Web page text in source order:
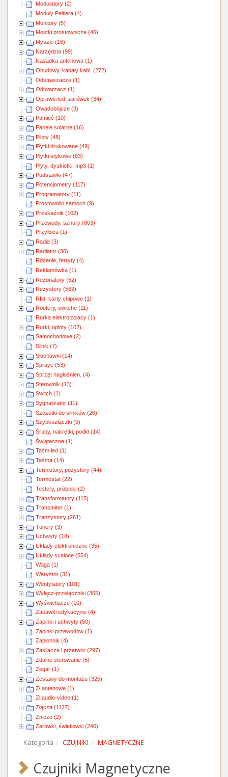
Modulatory (2)
Moduły Peltiera (4)
Monitory (5)
Mostki prostownicze (46)
Myszki (16)
Narzędzia (99)
Nasadka antenowa (1)
Obudowy, kanały kabl. (272)
Odstraszacze (1)
Odtwarzacz (1)
Oprawki led, żarówek (34)
Owadobójcze (3)
Pamięć (10)
Panele solarne (16)
Piloty (48)
Płytki drukowane (49)
Płytki stykowe (63)
Płyty, dyskietki, mp3 (1)
Podstawki (47)
Potencjometry (117)
Programatory (11)
Prostowniki samoch (9)
Przekaźnik (102)
Przewody, sznury (803)
Przyłbica (1)
Radia (3)
Radiator (30)
Rdzenie, ferryty (4)
Reklamówka (1)
Rezonatory (52)
Rezystory (562)
Rfid, karty chipowe (1)
Routery, switche (11)
Rurka elektroizolacy (1)
Rurki, oploty (102)
Samochodowe (2)
Silnik (7)
Słuchawki (14)
Spraye (53)
Sprzęt nagłośnien. (4)
Sterownik (13)
Switch (1)
Sygnalizator (11)
Szczotki do silników (26)
Szybkozłączki (9)
Śruby, nakrętki, podkł (14)
Świąteczne (1)
Taśm led (1)
Taśma (14)
Termistory, pozystory (44)
Termostat (22)
Testery, próbniki (2)
Transformatory (115)
Transmiter (1)
Tranzystory (261)
Tunery (3)
Uchwyty (18)
Układy elektroniczne (35)
Układy scalone (554)
Waga (1)
Warystor (31)
Wentylatory (101)
Wyłącz-przełączniki (365)
Wyświetlacze (10)
Zabawki edykacyjne (4)
Zapinki i uchwyty (50)
Zapinki przewodów (1)
Zapłonnik (4)
Zasilacze i przetwor (297)
Zdalne sterowanie (5)
Zegar (1)
Zestawy do montażu (325)
Zł antenowe (1)
Zł audio-video (1)
Złącza (1127)
Znicze (2)
Żarówki, świetlówki (240)
Kategoria CZUJNIKI MAGNETYCZNE
Czujniki Magnetyczne